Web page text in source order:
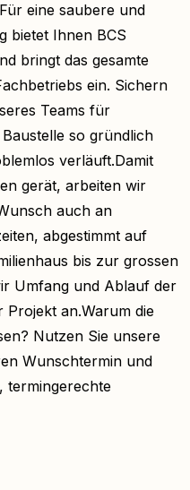
eine saubere und
bietet Ihnen BCS
bringt das gesamte
ein. Sichern
Teams für
so gründlich
verläuft.Damit
gerät, arbeiten wir
auch an
abgestimmt auf
bis zur grossen
Umfang und Ablauf der
Projekt an.Warum die
Nutzen Sie unsere
Wunschtermin und
termingerechte